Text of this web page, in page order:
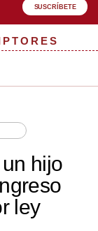
SUSCRÍBETE
hijo
ley